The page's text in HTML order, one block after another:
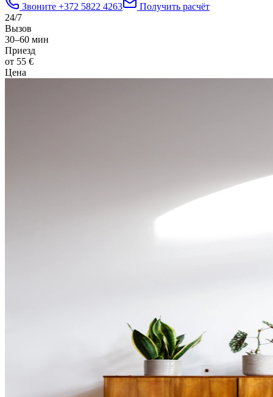
Звоните +372 5822 4263
Получить расчёт
24/7
Вызов
30–60 мин
Приезд
от 55 €
Цена